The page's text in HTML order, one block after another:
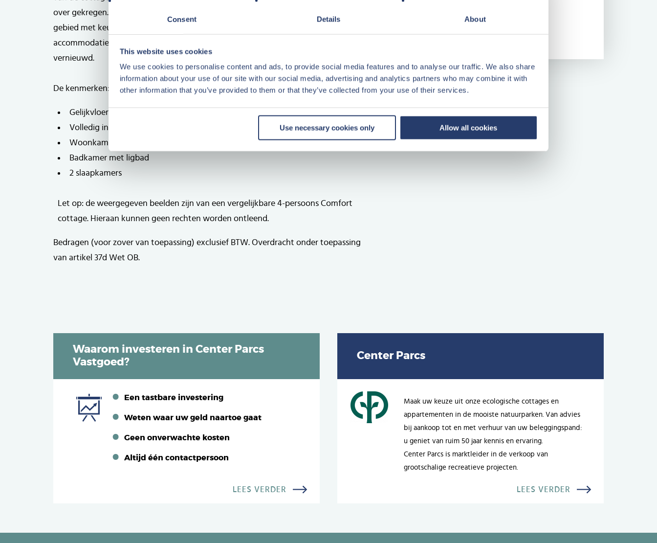
Consent Details About
This website uses cookies
We use cookies to personalise content and ads, to provide social media features and to analyse our traffic. We also share
information about your use of our site with our social media, advertising and analytics partners who may combine it with
other information that you’ve provided to them or that they’ve collected from your use of their services.
Use necessary cookies only Allow all cookies
Plattegrond
Plattegrond
over gekregen. Hierbij sluit Center Parcs aan bij de laatste trends op toeristisch
gebied met keuzes voor meer comfort, luxe en duurzaamheid. Naast de
accommodaties zijn ook de centrale faciliteiten en groenvoorziening op het park
vernieuwd.
De kenmerken:
Gelijkvloerse 4-persoons Comfort cottage (type Margriet)
Volledig ingericht en van alle gemakken voorzien
Woonkamer met open keuken
Badkamer met ligbad
2 slaapkamers
Let op: de weergegeven beelden zijn van een vergelijkbare 4-persoons Comfort
cottage. Hieraan kunnen geen rechten worden ontleend.
Bedragen (voor zover van toepassing) exclusief BTW. Overdracht onder toepassing
van artikel 37d Wet OB.
Kamers
Energielabel
E
Waarom investeren in Center Parcs
Vastgoed?
Een tastbare investering
Weten waar uw geld naartoe gaat
Geen onverwachte kosten
Altijd één contactpersoon
LEES VERDER
Center Parcs
Maak uw keuze uit onze ecologische cottages en
appartementen in de mooiste natuurparken. Van advies
bij aankoop tot en met verhuur van uw beleggingspand:
u geniet van ruim 50 jaar kennis en ervaring.
Center Parcs is marktleider in de verkoop van
grootschalige recreatieve projecten.
LEES VERDER